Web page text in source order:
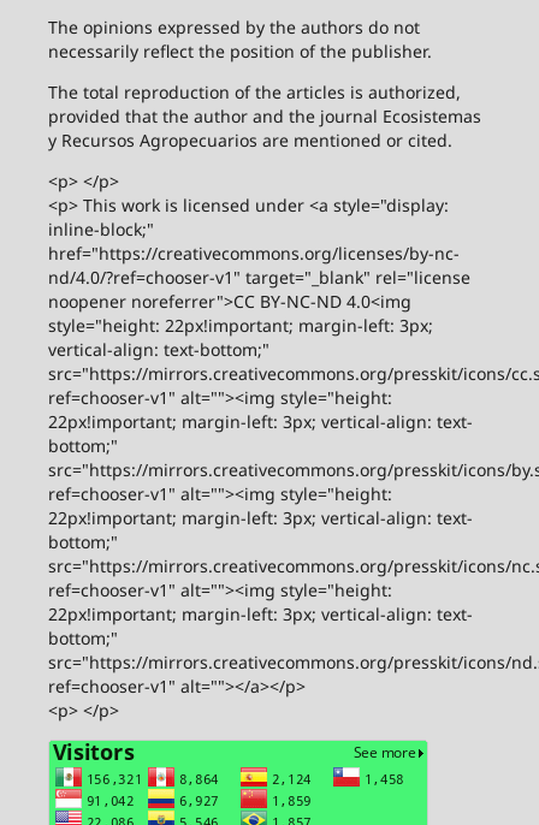
The opinions expressed by the authors do not
necessarily reflect the position of the publisher.
The total reproduction of the articles is authorized,
provided that the author and the journal Ecosistemas
y Recursos Agropecuarios are mentioned or cited.
<p> </p>
<p> This work is licensed under <a style="display:
inline-block;"
href="https://creativecommons.org/licenses/by-nc-
nd/4.0/?ref=chooser-v1" target="_blank" rel="license
noopener noreferrer">CC BY-NC-ND 4.0<img
style="height: 22px!important; margin-left: 3px;
vertical-align: text-bottom;"
src="https://mirrors.creativecommons.org/presskit/icons/
ref=chooser-v1" alt=""><img style="height:
22px!important; margin-left: 3px; vertical-align: text-
bottom;"
src="https://mirrors.creativecommons.org/presskit/icons/
ref=chooser-v1" alt=""><img style="height:
22px!important; margin-left: 3px; vertical-align: text-
bottom;"
src="https://mirrors.creativecommons.org/presskit/icons/
ref=chooser-v1" alt=""><img style="height:
22px!important; margin-left: 3px; vertical-align: text-
bottom;"
src="https://mirrors.creativecommons.org/presskit/icons/
ref=chooser-v1" alt=""></a></p>
<p> </p>